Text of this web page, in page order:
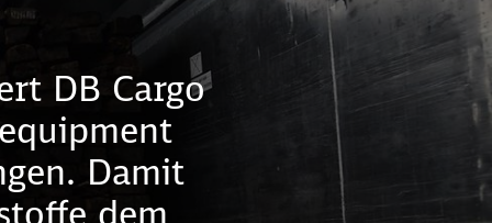
DB Cargo
Damit
dem